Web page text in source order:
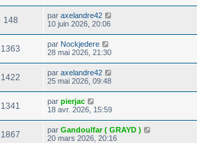
148 par axelandre42
10 juin 2026, 20:06
1363 par Nockjedere
28 mai 2026, 21:30
1422 par axelandre42
25 mai 2026, 09:48
1341 par pierjac
18 avr. 2026, 15:59
1867 par Gandoulfar ( GRAYD )
20 mars 2026, 20:16